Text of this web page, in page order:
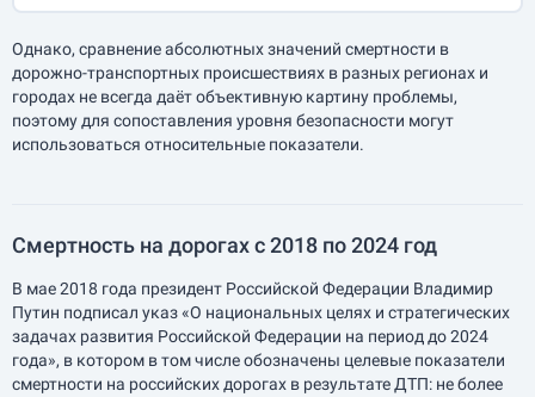
Однако, сравнение абсолютных значений смертности в
дорожно-транспортных происшествиях в разных регионах и
городах не всегда даёт объективную картину проблемы,
поэтому для сопоставления уровня безопасности могут
использоваться относительные показатели.
Смертность на дорогах с 2018 по 2024 год
В мае 2018 года президент Российской Федерации Владимир
Путин подписал указ «О национальных целях и стратегических
задачах развития Российской Федерации на период до 2024
года», в котором в том числе обозначены целевые показатели
смертности на российских дорогах в результате ДТП: не более